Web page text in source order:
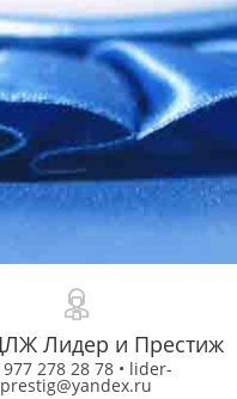
Лидер и Престиж
977 278 28 78 • lider-
prestig@yandex.ru